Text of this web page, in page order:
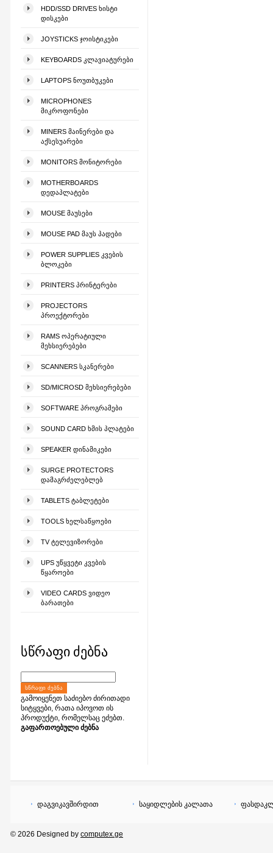
HDD/SSD DRIVES ᲮᲘᲡᲢᲘ
ᲓᲘᲡᲙᲔᲑᲘ
JOYSTICKS ᲯᲝᲘᲡᲢᲘᲙᲔᲑᲘ
KEYBOARDS ᲙᲚᲐᲕᲘᲐᲢᲣᲠᲔᲑᲘ
LAPTOPS ᲜᲝᲣᲗᲑᲣᲙᲔᲑᲘ
MICROPHONES
ᲛᲘᲙᲠᲝᲤᲝᲜᲔᲑᲘ
MINERS ᲛᲐᲘᲜᲔᲠᲔᲑᲘ ᲓᲐ
ᲐᲥᲡᲔᲡᲣᲐᲠᲔᲑᲘ
MONITORS ᲛᲝᲜᲘᲢᲝᲠᲔᲑᲘ
MOTHERBOARDS
ᲓᲔᲓᲐᲞᲚᲐᲢᲔᲑᲘ
MOUSE ᲛᲐᲣᲡᲔᲑᲘ
MOUSE PAD ᲛᲐᲣᲡ ᲞᲐᲓᲔᲑᲘ
POWER SUPPLIES ᲙᲕᲔᲑᲘᲡ
ᲑᲚᲝᲙᲔᲑᲘ
PRINTERS ᲞᲠᲘᲜᲢᲔᲠᲔᲑᲘ
PROJECTORS
ᲞᲠᲝᲔᲥᲢᲝᲠᲔᲑᲘ
RAMS ᲝᲞᲔᲠᲐᲢᲘᲣᲚᲘ
ᲛᲔᲮᲡᲘᲔᲠᲔᲑᲔᲑᲘ
SCANNERS ᲡᲙᲐᲜᲔᲠᲔᲑᲘ
SD/MICROSD ᲛᲔᲮᲡᲘᲔᲠᲔᲑᲔᲑᲘ
SOFTWARE ᲞᲠᲝᲒᲠᲐᲛᲔᲑᲘ
SOUND CARD ᲮᲛᲘᲡ ᲞᲚᲐᲢᲔᲑᲘ
SPEAKER ᲓᲘᲜᲐᲛᲘᲙᲔᲑᲘ
SURGE PROTECTORS
ᲓᲐᲛᲐᲒᲠᲫᲔᲚᲔᲑᲚᲔᲑ
TABLETS ᲢᲐᲑᲚᲔᲢᲔᲑᲘ
TOOLS ᲮᲔᲚᲡᲐᲬᲧᲝᲔᲑᲘ
TV ᲢᲔᲚᲔᲕᲘᲖᲝᲠᲔᲑᲘ
UPS ᲣᲬᲧᲕᲔᲢᲘ ᲙᲕᲔᲑᲘᲡ
ᲬᲧᲐᲠᲝᲔᲑᲘ
VIDEO CARDS ᲕᲘᲓᲔᲝ
ᲑᲐᲠᲐᲗᲔᲑᲘ
სწრაფი ძებნა
ᲡᲬᲠᲐᲤᲘ ᲫᲔᲑᲜᲐ
გამოიყენეთ საძიებო ძირითადი
სიტყვები, რათა იპოვოთ ის
პროდუქტი, რომელსაც ეძებთ.
გაფართოებული ძებნა
დაგვიკავშირდით საყიდლების კალათა
© 2026 Designed by computex.ge